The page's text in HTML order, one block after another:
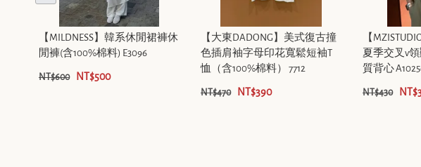
【MILDNESS】韓系休閒裙褲休
閒褲(含100%棉料) E3096
NT$600 NT$500
【大東DADONG】美式復古撞
色插肩袖字母印花寬鬆短袖T
恤（含100%棉料） 7712
NT$470 NT$390
【
夏季交叉v
質背心
NT$430